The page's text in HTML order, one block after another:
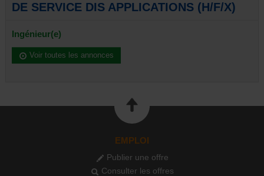
DE SERVICE DIS APPLICATIONS (H/F/X)
Ingénieur(e)
Voir toutes les annonces
EMPLOI
Publier une offre
Consulter les offres